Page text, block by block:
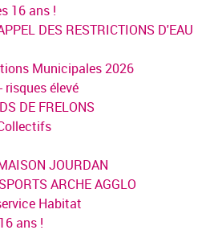
16 ans !
DES RESTRICTIONS D'EAU
Municipales 2026
risques élevé
DE FRELONS
JOURDAN
ARCHE AGGLO
Habitat
ans !